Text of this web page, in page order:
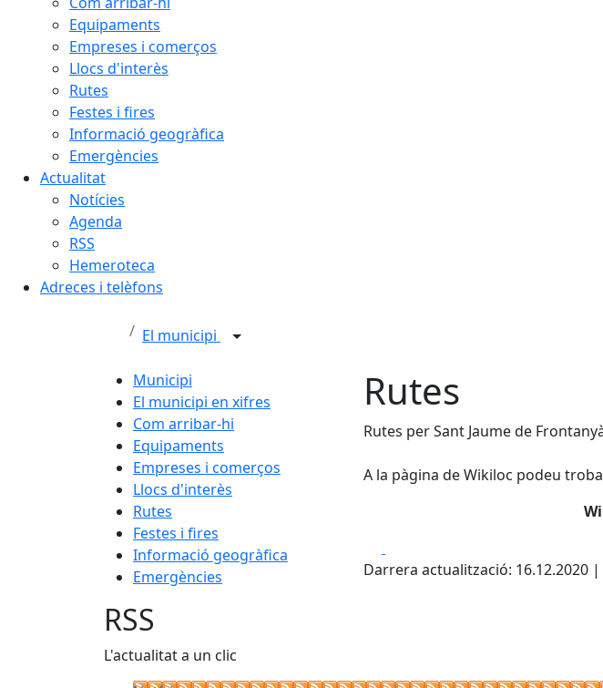
Equipaments
Empreses i comerços
Llocs d'interès
Rutes
Festes i fires
Informació geogràfica
Emergències
Actualitat
Notícies
Agenda
RSS
Hemeroteca
Adreces i telèfons
El municipi
Municipi
El municipi en xifres
Com arribar-hi
Equipaments
Empreses i comerços
Llocs d'interès
Rutes
Festes i fires
Informació geogràfica
Emergències
Rutes
Rutes per Sant Jaume de
A la pàgina de Wikiloc podeu
Darrera actualització: 16.12.2020 |
RSS
L'actualitat a un clic